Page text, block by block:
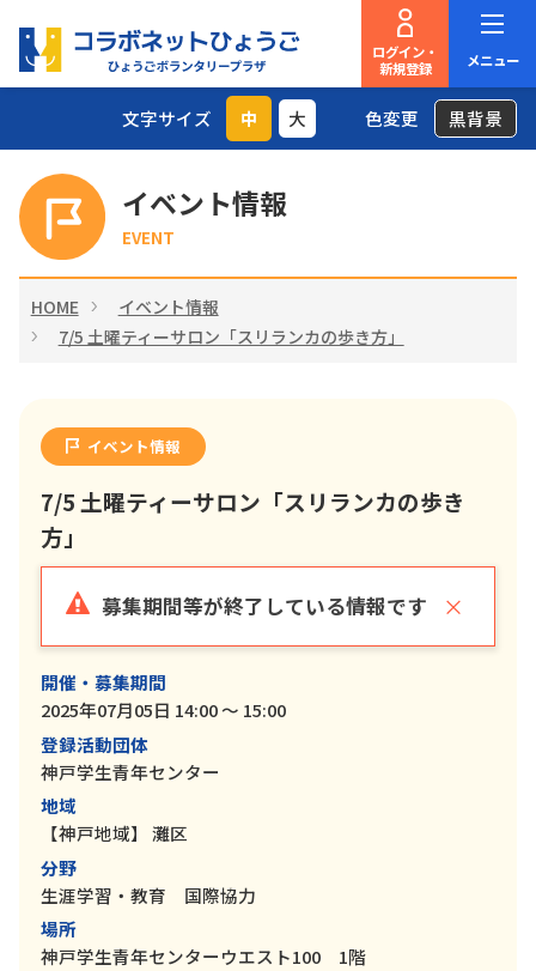
ログイン・
新規登録
メニュー
文字サイズ 中 大 色変更 黒背景
イベント情報
EVENT
HOME
イベント情報
7/5 土曜ティーサロン「スリランカの歩き方」
イベント情報
7/5 土曜ティーサロン「スリランカの歩き
方」
×
募集期間等が終了している情報です
開催・募集期間
2025年07月05日 14:00 ～ 15:00
登録活動団体
神戸学生青年センター
地域
【神戸地域】
灘区
分野
生涯学習・教育 国際協力
場所
神戸学生青年センターウエスト100 1階